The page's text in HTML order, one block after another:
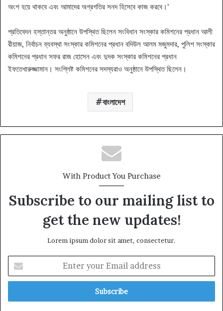
অংশ হয়ে থাকবে এবং আমাদের অগ্রগতির সনদ হিসেবে কাজ করবে।’
প্রতিবেদন হস্তান্তর অনুষ্ঠানে উপস্থিত ছিলেন সংবিধান সংস্কার কমিশনের প্রধান আলী
রীয়াজ, নির্বাচন ব্যবস্থা সংস্কার কমিশনের প্রধান বদিউল আলম মজুমদার, পুলিশ সংস্কার
কমিশনের প্রধান সফর রাজ হোসেন এবং দুদক সংস্কার কমিশনের প্রধান
ইফতেখারুজ্জামান। সংশ্লিষ্ট কমিশনের সদস্যরাও অনুষ্ঠানে উপস্থিত ছিলেন।
বাংলাদেশ
With Product You Purchase
Subscribe to our mailing list to
get the new updates!
Lorem ipsum dolor sit amet, consectetur.
your
Email